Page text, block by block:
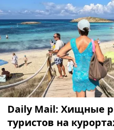
Daily Mail: Хищные
туристов на